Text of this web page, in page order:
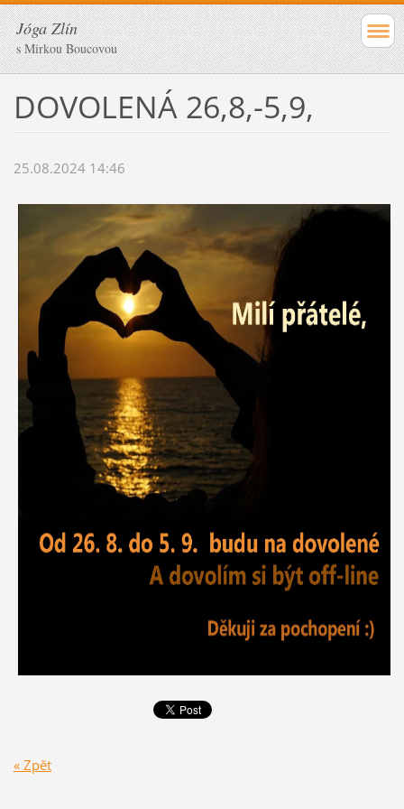
Jóga Zlín
s Mirkou Boucovou
DOVOLENÁ 26,8,-5,9,
25.08.2024 14:46
« Zpět